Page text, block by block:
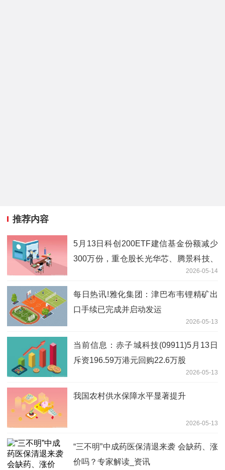
推荐内容
5月13日科创200ETF建信基金份额减少
300万份，重仓股长光华芯、腾景科技、
2026-05-14
每日热讯!雅化集团：津巴布韦锂精矿出
口手续已完成并启动发运
2026-05-13
当前信息：赤子城科技(09911)5月13日
斥资196.59万港元回购22.6万股
2026-05-13
我国农村供水保障水平显著提升
2026-05-13
“三不明”中成药医保清退来袭 会缺药、涨
价吗？专家解读_资讯